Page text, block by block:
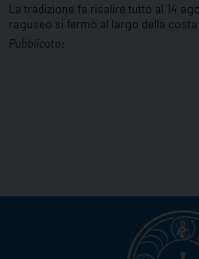
La tradizione fa risalire tutto al 14
raguseo si fermò al largo della costa